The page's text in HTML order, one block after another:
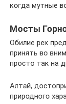
когда мутные
Мосты
Обилие рек
принять во
просто так на
Алтай,
природного